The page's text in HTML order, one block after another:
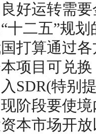
运转需要
十二五”规
打算通过
项目可兑
SDR(特别
阶段要使
本市场开